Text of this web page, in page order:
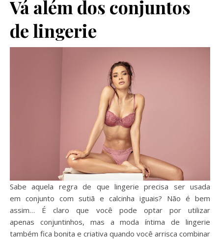
Vá além dos conjuntos
de lingerie
Sabe aquela regra de que lingerie precisa ser usada
em conjunto com sutiã e calcinha iguais? Não é bem
assim… É claro que você pode optar por utilizar
apenas conjuntinhos, mas a moda íntima de lingerie
também fica bonita e criativa quando você arrisca combinar